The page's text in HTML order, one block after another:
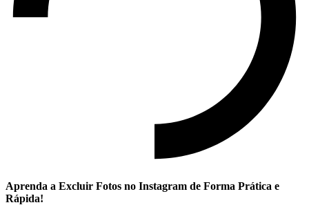
Aprenda ​a Excluir ⁤Fotos no ‍Instagram ⁣de⁢ Forma Prática e ​
Rápida!